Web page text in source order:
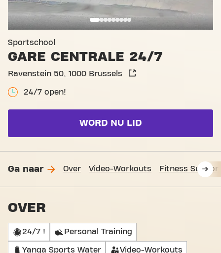
Sportschool
GARE CENTRALE 24/7
Ravenstein 50, 1000 Brussels
24/7 open!
WORD NU LID
Ga naar Over Video-Workouts Fitness
OVER
24/7 ! Personal Training
Yanga Sports Water Video-Workouts